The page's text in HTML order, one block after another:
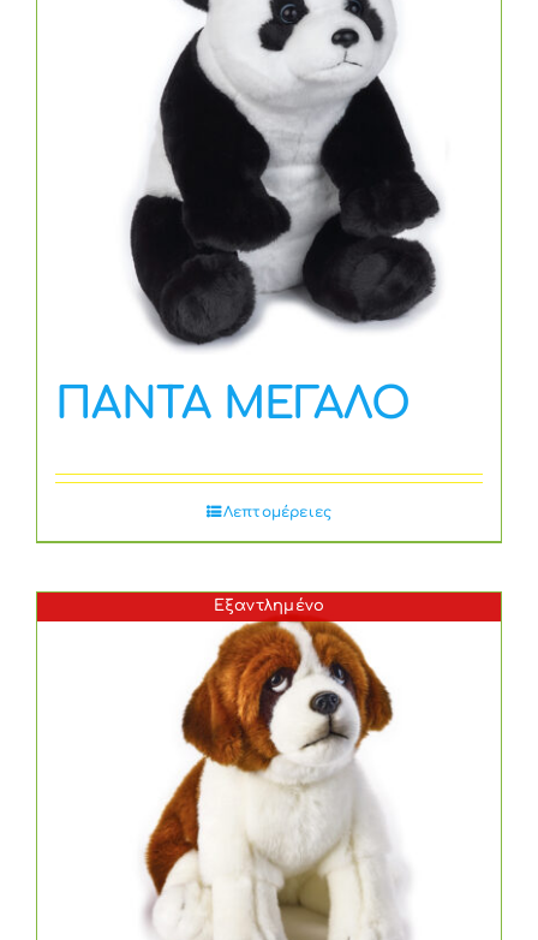
ΠΑΝΤΑ ΜΕΓΑΛΟ
Λεπτομέρειες
Εξαντλημένο